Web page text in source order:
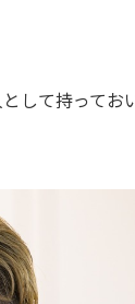
して持ってお